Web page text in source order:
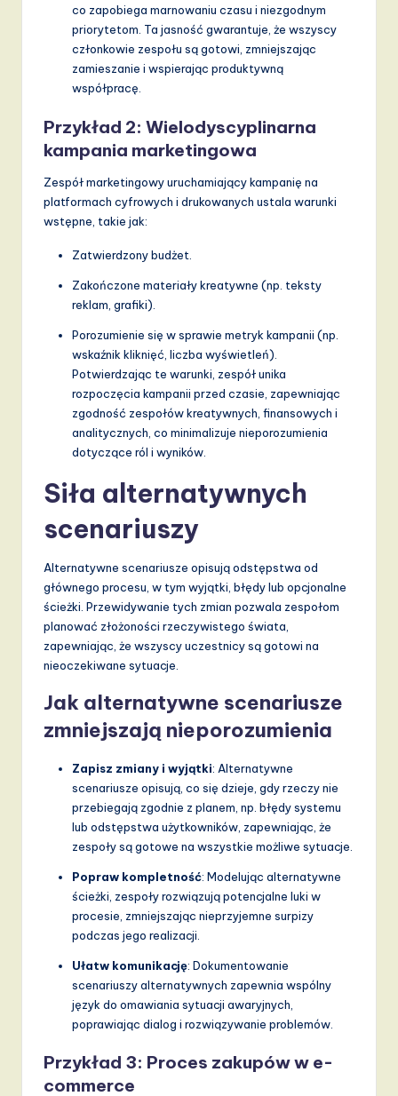
co zapobiega marnowaniu czasu i niezgodnym
priorytetom. Ta jasność gwarantuje, że wszyscy
członkowie zespołu są gotowi, zmniejszając
zamieszanie i wspierając produktywną
współpracę.
Przykład 2: Wielodyscyplinarna
kampania marketingowa
Zespół marketingowy uruchamiający kampanię na
platformach cyfrowych i drukowanych ustala warunki
wstępne, takie jak:
Zatwierdzony budżet.
Zakończone materiały kreatywne (np. teksty
reklam, grafiki).
Porozumienie się w sprawie metryk kampanii (np.
wskaźnik kliknięć, liczba wyświetleń).
Potwierdzając te warunki, zespół unika
rozpoczęcia kampanii przed czasie, zapewniając
zgodność zespołów kreatywnych, finansowych i
analitycznych, co minimalizuje nieporozumienia
dotyczące ról i wyników.
Siła alternatywnych
scenariuszy
Alternatywne scenariusze opisują odstępstwa od
głównego procesu, w tym wyjątki, błędy lub opcjonalne
ścieżki. Przewidywanie tych zmian pozwala zespołom
planować złożoności rzeczywistego świata,
zapewniając, że wszyscy uczestnicy są gotowi na
nieoczekiwane sytuacje.
Jak alternatywne scenariusze
zmniejszają nieporozumienia
Zapisz zmiany i wyjątki: Alternatywne
scenariusze opisują, co się dzieje, gdy rzeczy nie
przebiegają zgodnie z planem, np. błędy systemu
lub odstępstwa użytkowników, zapewniając, że
zespoły są gotowe na wszystkie możliwe sytuacje.
Popraw kompletność: Modelując alternatywne
ścieżki, zespoły rozwiązują potencjalne luki w
procesie, zmniejszając nieprzyjemne surpizy
podczas jego realizacji.
Ułatw komunikację: Dokumentowanie
scenariuszy alternatywnych zapewnia wspólny
język do omawiania sytuacji awaryjnych,
poprawiając dialog i rozwiązywanie problemów.
Przykład 3: Proces zakupów w e-
commerce